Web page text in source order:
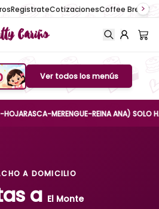
RegistrateCotizacionesCoffee Break
Cariño
menu
Ver todos los menús
MERENGUE-REINA ANA) SOLO
A DOMICILIO
a El Monte